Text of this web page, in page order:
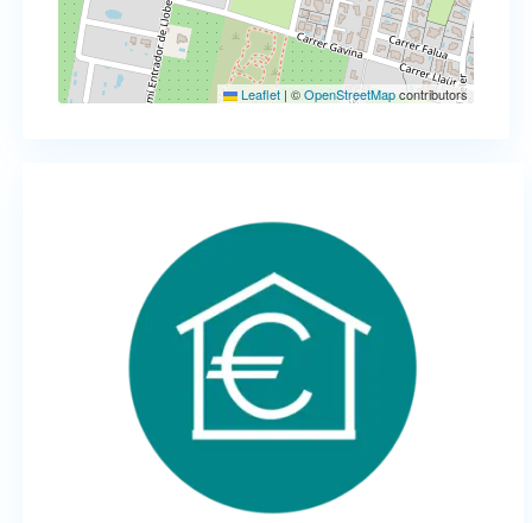
Leaflet | ©OpenStreetMapcontributors